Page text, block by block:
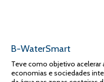
B-WaterSmart
Teve como objetivo acelerar
economias e sociedades